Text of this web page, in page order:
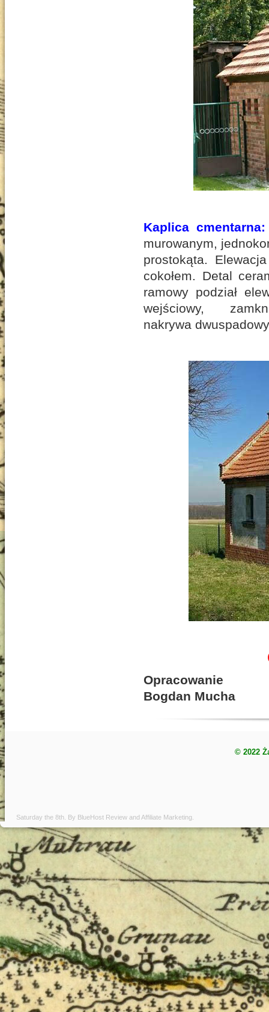
Kaplica cmentarna:
murowanym,
prostokąta.
cokołem. Detal
ramowy podział
wejściowy,
nakrywa
Opracowanie
Bogdan Mucha
© 2022
Saturday the 8th. By BlueHost Review andAffiliate Marketing